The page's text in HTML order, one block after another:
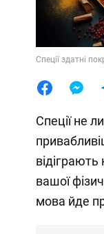
Спеції здатні
Спеції не
вашої
мова йде